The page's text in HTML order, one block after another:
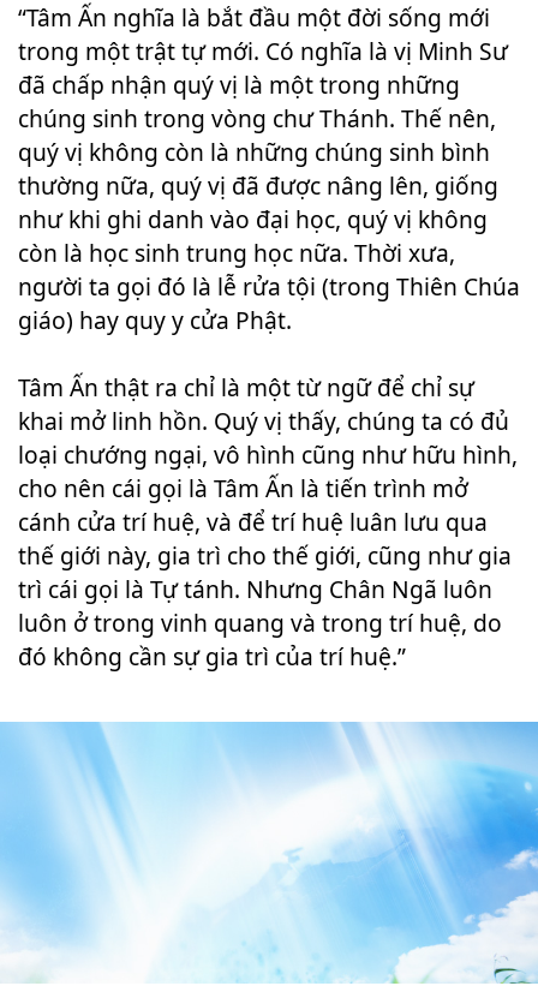
“Tâm Ấn nghĩa là bắt đầu một đời sống mới
trong một trật tự mới. Có nghĩa là vị Minh Sư
đã chấp nhận quý vị là một trong những
chúng sinh trong vòng chư Thánh. Thế nên,
quý vị không còn là những chúng sinh bình
thường nữa, quý vị đã được nâng lên, giống
như khi ghi danh vào đại học, quý vị không
còn là học sinh trung học nữa. Thời xưa,
người ta gọi đó là lễ rửa tội (trong Thiên Chúa
giáo) hay quy y cửa Phật.
Tâm Ấn thật ra chỉ là một từ ngữ để chỉ sự
khai mở linh hồn. Quý vị thấy, chúng ta có đủ
loại chướng ngại, vô hình cũng như hữu hình,
cho nên cái gọi là Tâm Ấn là tiến trình mở
cánh cửa trí huệ, và để trí huệ luân lưu qua
thế giới này, gia trì cho thế giới, cũng như gia
trì cái gọi là Tự tánh. Nhưng Chân Ngã luôn
luôn ở trong vinh quang và trong trí huệ, do
đó không cần sự gia trì của trí huệ.”